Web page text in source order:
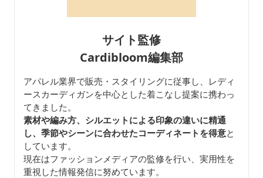
サイト監修
Cardibloom編集部
アパレル業界で販売・スタイリングに従事し、レディ
ースカーディガンを中心とした着こなし提案に携わっ
てきました。
素材や編み方、シルエットによる印象の違いに精通
し、季節やシーンに合わせたコーディネートを得意と
しています。
現在はファッションメディアの監修を行い、実用性を
重視した情報発信に努めています。